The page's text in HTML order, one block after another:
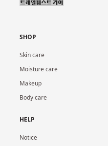
SHOP
Skin care
Moisture care
Makeup
Body care
HELP
Notice